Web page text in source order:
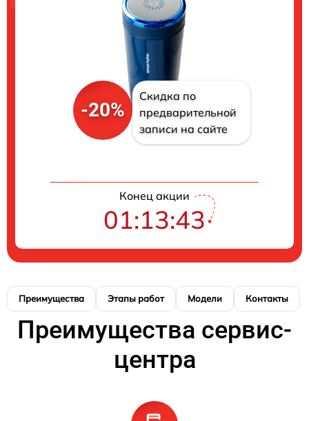
-20%
Скидка по
предварительной
записи на сайте
Конец акции
01:13:42
Преимущества Этапы работ Модели Контакты
Преимущества сервис-
центра